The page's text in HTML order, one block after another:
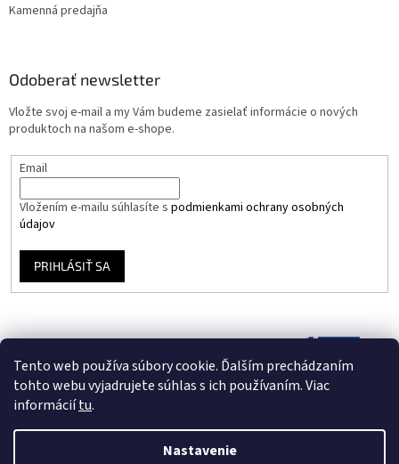
Tento web používa súbory cookie. Ďalším prechádzaním
tohto webu vyjadrujete súhlas s ich používaním. Viac
informáciítu.
Nastavenie
Kamenná predajňa
Odoberať newsletter
Vložte svoj e-mail a my Vám budeme zasielať informácie o nových
produktoch na našom e-shope.
Email
Vložením e-mailu súhlasíte s podmienkami ochrany osobných
údajov
PRIHLÁSIŤ SA
Vytvoril Shoptet